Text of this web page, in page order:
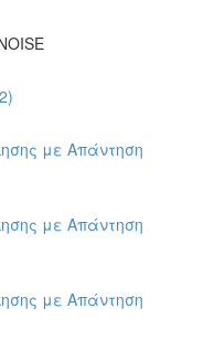
με Απάντηση
με Απάντηση
με Απάντηση